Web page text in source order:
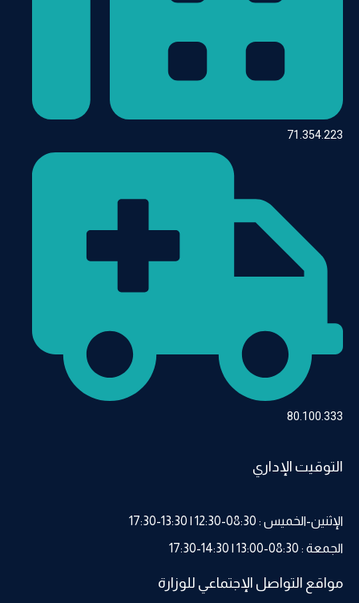
71.354.223
80.100.333
التوقيت الإداري
الإثنين-الخميس : 08:30-12:30 | 13:30-17:30
الجمعة : 08:30-13:00 | 14:30-17:30
مواقع التواصل الإجتماعي للوزارة